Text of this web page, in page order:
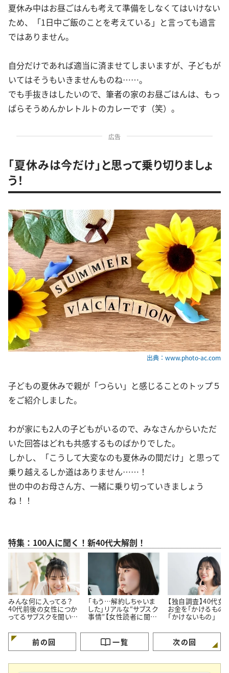
夏休み中はお昼ごはんも考えて準備をしなくてはいけない
ため、「1日中ご飯のことを考えている」と言っても過言
ではありません。
自分だけであれば適当に済ませてしまいますが、子どもが
いてはそうもいきませんものね……。
でも手抜きはしたいので、筆者の家のお昼ごはんは、もっ
ぱらそうめんかレトルトのカレーです（笑）。
広告
「夏休みは今だけ」と思って乗り切りましょ
う！
出典：www.photo-ac.com
子どもの夏休みで親が「つらい」と感じることのトップ５
をご紹介しました。
わが家にも2人の子どもがいるので、みなさんからいただ
いた回答はどれも共感するものばかりでした。
しかし、「こうして大変なのも夏休みの間だけ」と思って
乗り越えるしか道はありません……！
世の中のお母さん方、一緒に乗り切っていきましょう
ね！！
特集：100人に聞く！新40代大解剖！
みんな何に入ってる？
40代前後の女性につか
ってるサブスクを聞いて
「もう…解約しちゃいま
した」リアルな“サブスク
事情”【女性読者に聞い
【独自調査】40代女
お金を「かけるもの」
「かけないもの」
前の回 一覧 次の回